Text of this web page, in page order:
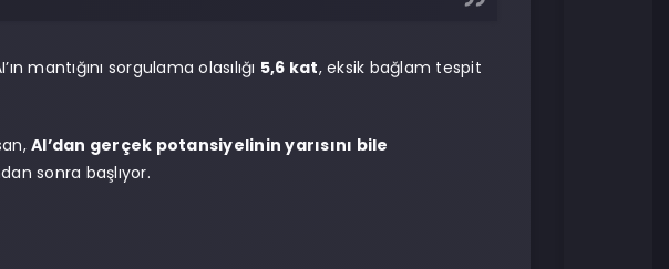
mantığını sorgulama olasılığı 5,6 kat, eksik bağlam tespit
AI’dan gerçek potansiyelinin yarısını bile
sonra başlıyor.